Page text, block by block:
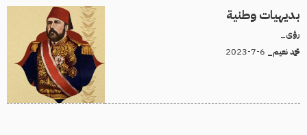
بديهيات وطنية
رؤى_
محمد نعيم_